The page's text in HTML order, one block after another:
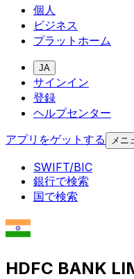
個人
ビジネス
プラットホーム
JA
サインイン
登録
ヘルプセンター
アプリをゲットする
メニ
SWIFT/BIC
銀行で検索
国で検索
HDFC BANK